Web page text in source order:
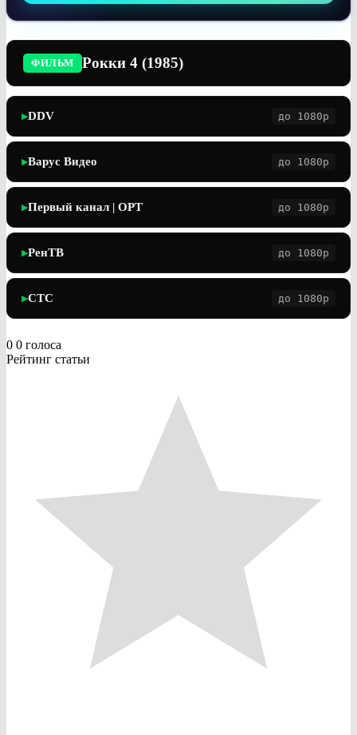
ФИЛЬМ Рокки 4 (1985)
▶DDV до 1080p
▶Варус Видео до 1080p
▶Первый канал | ОРТ до 1080p
▶РенТВ до 1080p
▶СТС до 1080p
0 0 голоса
Рейтинг статьи